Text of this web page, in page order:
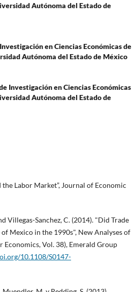
Autónoma del Estado de
en Ciencias Económicas de
Autónoma del Estado de México
Investigación en Ciencias Económicas
Autónoma del Estado de
Labor Market”, Journal of Economic
Villegas-Sanchez, C. (2014). "Did Trade
Mexico in the 1990s", New Analyses of
Vol. 38), Emerald Group
10.1108/S0147-